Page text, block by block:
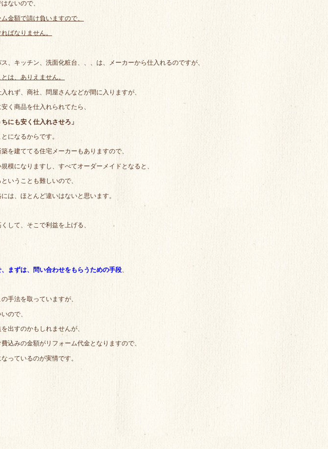
ないので、
金額で請け負いますので、
ばなりません。
、キッチン、洗面化粧台、、、は、メーカーから仕入れるのですが、
は、ありえません。
れず、商社、問屋さんなどが間に入りますが、
く商品を仕入れられてたら、
にも安く仕入れさせろ」
になるからです。
を建ててる住宅メーカーもありますので、
模になりますし、すべてオーダーメイドとなると、
いうことも難しいので、
は、ほとんど違いはないと思います。
して、そこで利益を上げる、
まずは、問い合わせをもらうための手段
手法を取っていますが、
ので、
出すのかもしれませんが、
込みの金額がリフォーム代金となりますので、
っているのが実情です。